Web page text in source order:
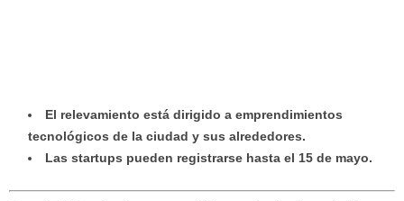
El relevamiento está dirigido a emprendimientos
tecnológicos de la ciudad y sus alrededores.
Las startups pueden registrarse hasta el 15 de mayo.